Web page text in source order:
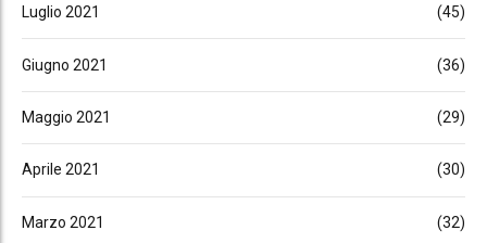
Luglio 2021 (45)
Giugno 2021 (36)
Maggio 2021 (29)
Aprile 2021 (30)
Marzo 2021 (32)